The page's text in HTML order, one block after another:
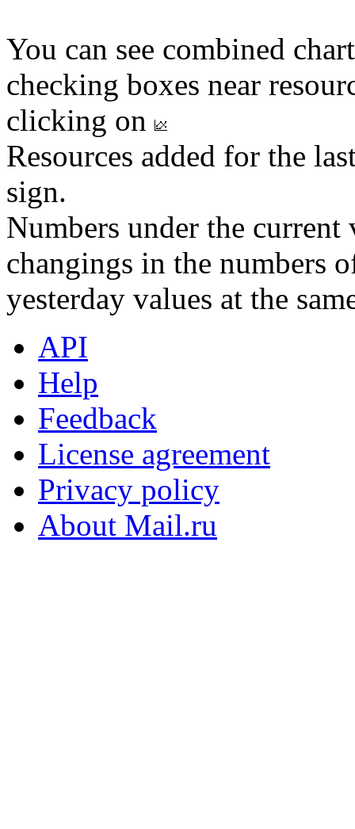
You can see combined
checking boxes near
clicking on
Resources added for the
sign.
Numbers under the
changings in the numbers
yesterday values at the
API
Help
Feedback
License agreement
Privacy policy
About Mail.ru